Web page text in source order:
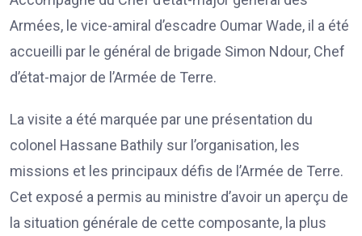
Armées, le vice-amiral d’escadre Oumar Wade, il a été
accueilli par le général de brigade Simon Ndour, Chef
d’état-major de l’Armée de Terre.
La visite a été marquée par une présentation du
colonel Hassane Bathily sur l’organisation, les
missions et les principaux défis de l’Armée de Terre.
Cet exposé a permis au ministre d’avoir un aperçu de
la situation générale de cette composante, la plus